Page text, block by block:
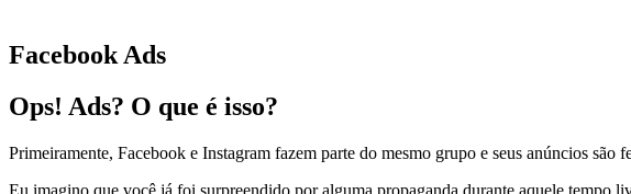
Facebook Ads
Ops! Ads? O que é isso?
Primeiramente, Facebook e Instagram fazem parte do mesmo grupo e seus anúncios são
Eu imagino que você já foi surpreendido por alguma propaganda durante aquele tempo